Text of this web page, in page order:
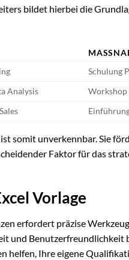
bildet hierbei die
Schulung
Analysis
Workshop
somit unverkennbar. Sie
Faktor für das
Vorlage
erfordert präzise
und Benutzerfreundlichkeit
helfen, Ihre eigene